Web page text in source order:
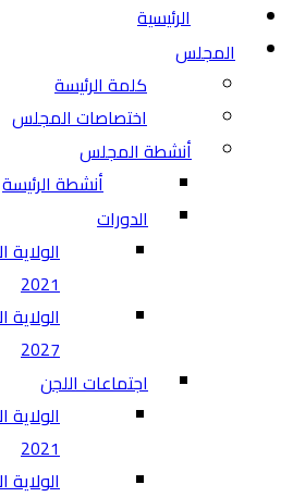
الرئيسية
المجلس
كلمة الرئيسة
اختصاصات المجلس
أنشطة المجلس
أنشطة الرئيسة
الدورات
2021
2027
اجتماعات اللجن
2021